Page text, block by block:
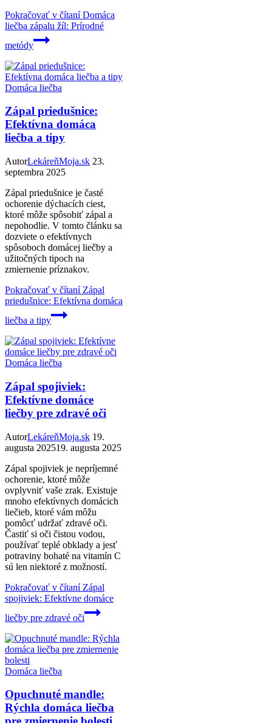
Pokračovať v čítaníDomáca
liečba zápalu žíl: Prírodné
metódy
Domáca liečba
Zápal priedušnice:
Efektívna domáca
liečba a tipy
AutorLekáreňMoja.sk 23.
septembra 2025
Zápal priedušnice je časté
ochorenie dýchacích ciest,
ktoré môže spôsobiť zápal a
nepohodlie. V tomto článku sa
dozviete o efektívnych
spôsoboch domácej liečby a
užitočných tipoch na
zmiernenie príznakov.
Pokračovať v čítaníZápal
priedušnice: Efektívna domáca
liečba a tipy
Domáca liečba
Zápal spojiviek:
Efektívne domáce
liečby pre zdravé oči
AutorLekáreňMoja.sk 19.
augusta 202519. augusta 2025
Zápal spojiviek je nepríjemné
ochorenie, ktoré môže
ovplyvniť vaše zrak. Existuje
mnoho efektívnych domácich
liečieb, ktoré vám môžu
pomôcť udržať zdravé oči.
Častiť si oči čistou vodou,
používať teplé obklady a jesť
potraviny bohaté na vitamín C
sú len niektoré z možností.
Pokračovať v čítaníZápal
spojiviek: Efektívne domáce
liečby pre zdravé oči
Domáca liečba
Opuchnuté mandle:
Rýchla domáca liečba